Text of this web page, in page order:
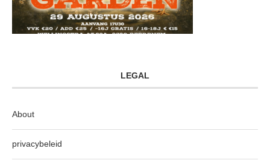
LEGAL
About
privacybeleid